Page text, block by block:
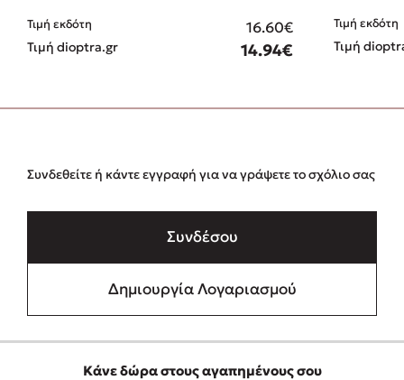
Τιμή εκδότη 16.60€
Τιμή dioptra.gr 14.94€
Τιμή εκδότη
Τιμή
Συνδεθείτε ή κάντε εγγραφή για να γράψετε το σχόλιο σας
Συνδέσου
Δημιουργία Λογαριασμού
Κάνε δώρα στους αγαπημένους σου